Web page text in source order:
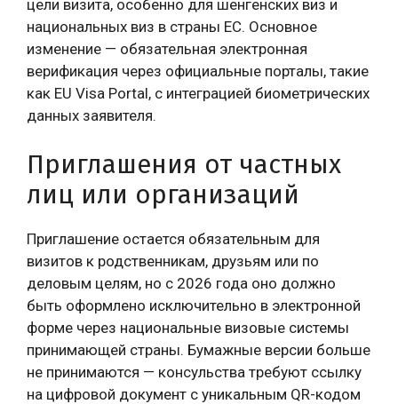
цели визита, особенно для шенгенских виз и
национальных виз в страны ЕС. Основное
изменение — обязательная электронная
верификация через официальные порталы, такие
как EU Visa Portal, с интеграцией биометрических
данных заявителя.
Приглашения от частных
лиц или организаций
Приглашение остается обязательным для
визитов к родственникам, друзьям или по
деловым целям, но с 2026 года оно должно
быть оформлено исключительно в электронной
форме через национальные визовые системы
принимающей страны. Бумажные версии больше
не принимаются — консульства требуют ссылку
на цифровой документ с уникальным QR-кодом